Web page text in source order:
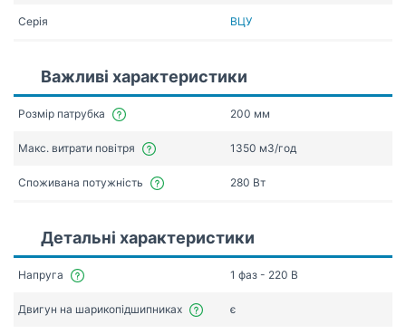
Серія ВЦУ
Важливі характеристики
Розмір патрубка 200 мм
Макс. витрати повітря 1350 мЗ/год
Споживана потужність 280 Вт
Детальні характеристики
Напруга 1 фаз - 220 В
Двигун на шарикопідшипниках є